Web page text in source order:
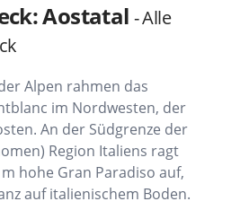
Aostatal - Alle
Alpen rahmen das
im Nordwesten, der
An der Südgrenze der
Region Italiens ragt
hohe Gran Paradiso auf,
auf italienischem Boden.